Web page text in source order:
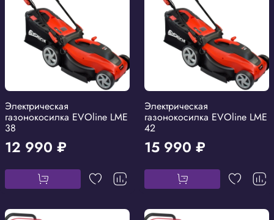
Электрическая
газонокосилка EVOline LME
38
12 990 ₽
Электрическая
газонокосилка EVOline LME
42
15 990 ₽